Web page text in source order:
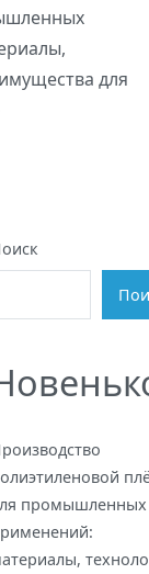
для
промышленных